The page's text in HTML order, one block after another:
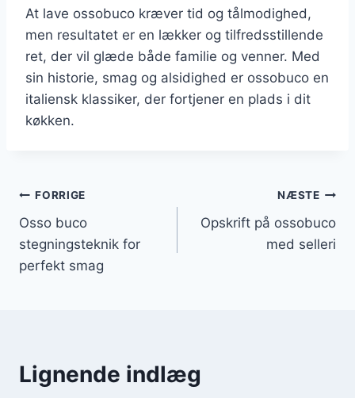
At lave ossobuco kræver tid og tålmodighed,
men resultatet er en lækker og tilfredsstillende
ret, der vil glæde både familie og venner. Med
sin historie, smag og alsidighed er ossobuco en
italiensk klassiker, der fortjener en plads i dit
køkken.
Indlægsnavigation
FORRIGE
Osso buco
stegningsteknik for
perfekt smag
NÆSTE
Opskrift på ossobuco
med selleri
Lignende indlæg